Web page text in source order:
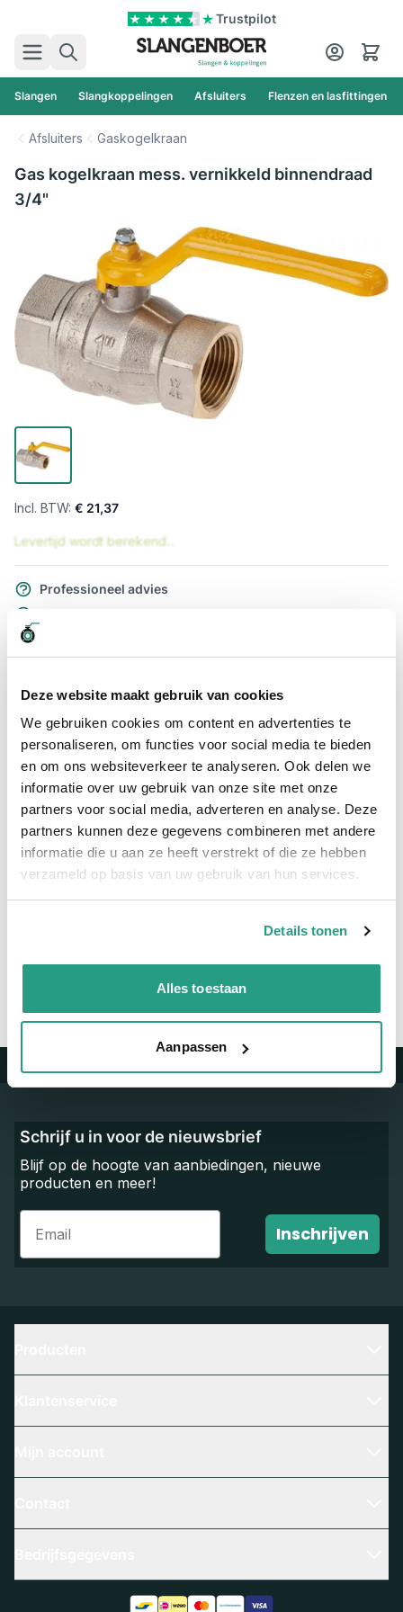
Deze website maakt gebruik van cookies
We gebruiken cookies om content en advertenties te
personaliseren, om functies voor social media te bieden
en om ons websiteverkeer te analyseren. Ook delen we
informatie over uw gebruik van onze site met onze
partners voor social media, adverteren en analyse. Deze
partners kunnen deze gegevens combineren met andere
informatie die u aan ze heeft verstrekt of die ze hebben
verzameld op basis van uw gebruik van hun services.
Details tonen
Alles toestaan
Aanpassen
Trustpilot
Zoek
Cart
Slangen Slangkoppelingen Afsluiters Flenzen en lasfittingen
Afsluiters Gaskogelkraan
Gas kogelkraan mess. vernikkeld binnendraad
3/4"
€ 21,37
Levertijd wordt berekend...
Professioneel advies
Snel naar
Meer informatie
Meer informatie
Maatvoering koppeling 3/4"
Trustpilot
Schrijf u in voor de nieuwsbrief
Blijf op de hoogte van aanbiedingen, nieuwe
producten en meer!
Email
Inschrijven